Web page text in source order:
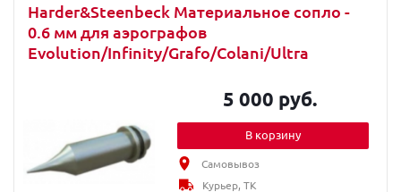
Harder&Steenbeck Материальное сопло -
0.6 мм для аэрографов
Evolution/Infinity/Grafo/Colani/Ultra
5 000 руб.
В корзину
Самовывоз
Курьер, ТК